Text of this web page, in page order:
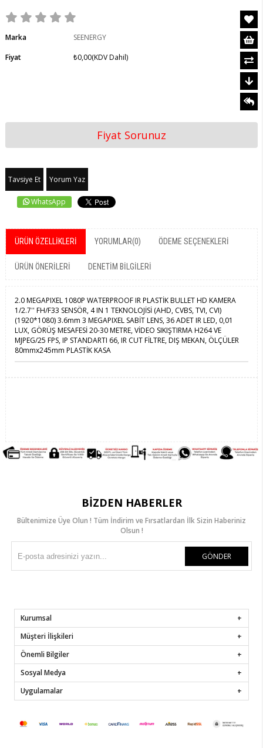
Marka
SEENERGY
Fiyat
₺0,00(KDV Dahil)
Fiyat Sorunuz
Tavsiye Et Yorum Yaz
WhatsApp
ÜRÜN ÖZELLIKLERI YORUMLAR(0) ÖDEME SEÇENEKLERI
ÜRÜN ÖNERILERI DENETIM BILGILERI
2.0 MEGAPIXEL 1080P WATERPROOF IR PLASTİK BULLET HD KAMERA
1/2.7'' FH/F33 SENSÖR, 4 IN 1 TEKNOLOJİSİ (AHD, CVBS, TVI, CVI)
(1920*1080) 3.6mm 3 MEGAPIXEL SABİT LENS, 36 ADET IR LED, 0,01
LUX, GÖRÜŞ MESAFESİ 20-30 METRE, VİDEO SIKIŞTIRMA H264 VE
MJPEG/25 FPS, IP STANDARTI 66, IR CUT FİLTRE, DIŞ MEKAN, ÖLÇÜLER
80mmx245mm PLASTİK KASA
BIZDEN HABERLER
Bültenimize Üye Olun ! Tüm İndirim ve Fırsatlardan İlk Sizin Haberiniz
Olsun !
GÖNDER
Kurumsal
Müşteri İlişkileri
Önemli Bilgiler
Sosyal Medya
Uygulamalar